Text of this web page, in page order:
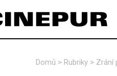
Domů > Rubriky > Zrání